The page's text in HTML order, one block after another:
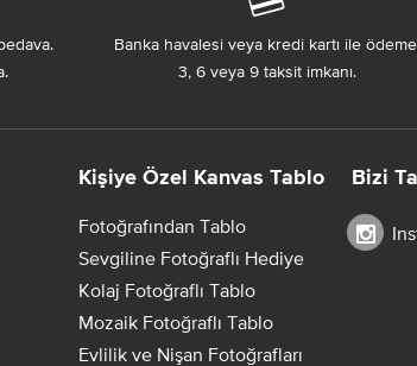
Banka havalesi veya kredi kartı ile
3, 6 veya 9 taksit imkanı.
Kişiye Özel Kanvas Tablo
Fotoğrafından Tablo
Sevgiline Fotoğraflı Hediye
Kolaj Fotoğraflı Tablo
Mozaik Fotoğraflı Tablo
Evlilik ve Nişan Fotoğrafları
Bizi